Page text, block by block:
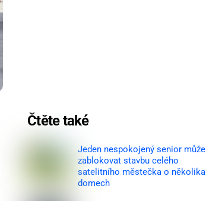
Čtěte také
Jeden nespokojený senior může
zablokovat stavbu celého
satelitního městečka o několika
domech